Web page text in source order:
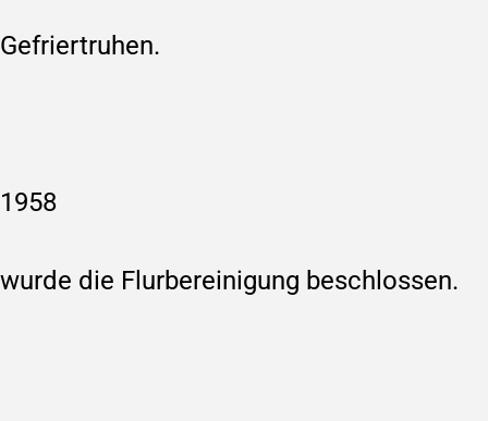
Gefriertruhen.
1958
wurde die Flurbereinigung beschlossen.